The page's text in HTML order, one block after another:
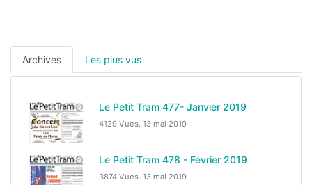
Archives Les plus vus
Le Petit Tram 477- Janvier 2019
4129 Vues. 13 mai 2019
Le Petit Tram 478 - Février 2019
3874 Vues. 13 mai 2019